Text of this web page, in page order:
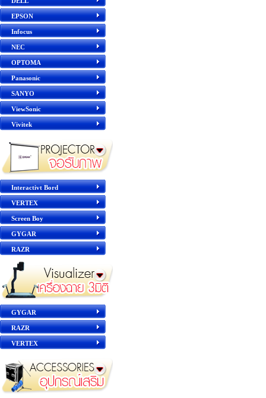
EPSON
Infocus
NEC
OPTOMA
Panasonic
SANYO
ViewSonic
Vivitek
Interactivt Bord
VERTEX
Screen Boy
GYGAR
RAZR
GYGAR
RAZR
VERTEX